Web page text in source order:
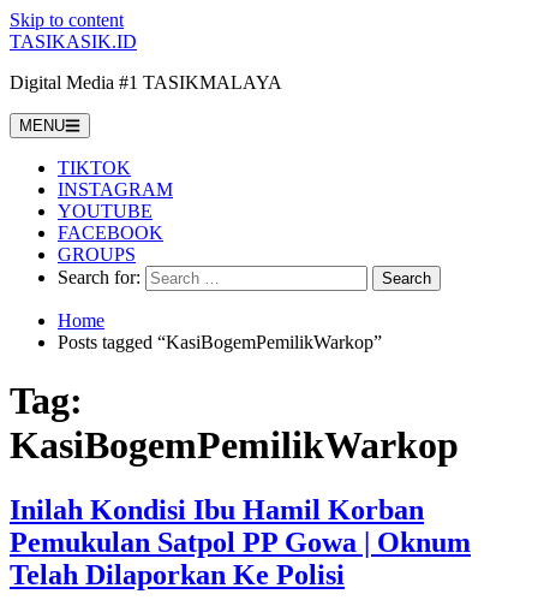
Skip to content
TASIKASIK.ID
Digital Media #1 TASIKMALAYA
MENU
TIKTOK
INSTAGRAM
YOUTUBE
FACEBOOK
GROUPS
Search for:
Home
Posts tagged “KasiBogemPemilikWarkop”
Tag:
KasiBogemPemilikWarkop
Inilah Kondisi Ibu Hamil Korban
Pemukulan Satpol PP Gowa | Oknum
Telah Dilaporkan Ke Polisi